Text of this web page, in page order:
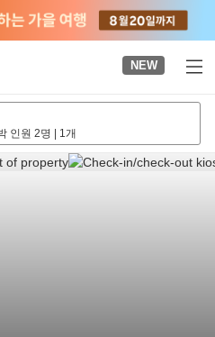
NEW
인원 2명 | 1개